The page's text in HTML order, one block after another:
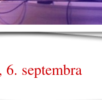
septembra